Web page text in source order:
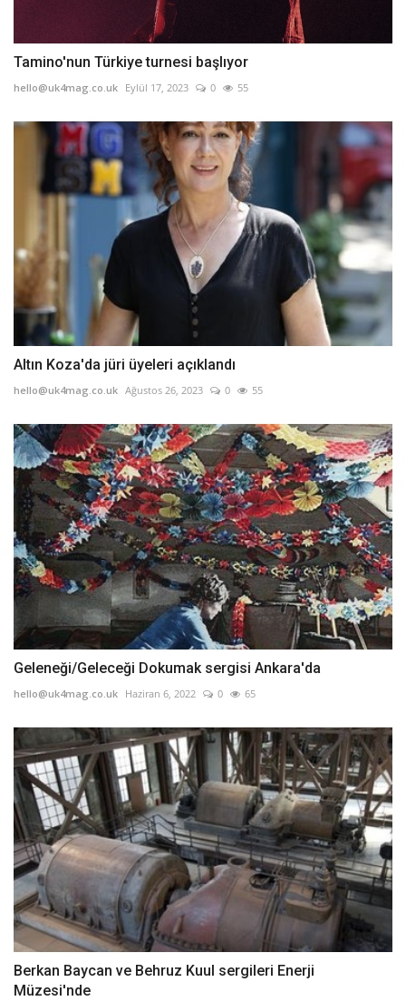
Tamino'nun Türkiye turnesi başlıyor
hello@uk4mag.co.uk Eylül 17, 2023 0 55
Altın Koza'da jüri üyeleri açıklandı
hello@uk4mag.co.uk Ağustos 26, 2023 0 55
Geleneği/Geleceği Dokumak sergisi Ankara'da
hello@uk4mag.co.uk Haziran 6, 2022 0 65
Berkan Baycan ve Behruz Kuul sergileri Enerji
Müzesi'nde